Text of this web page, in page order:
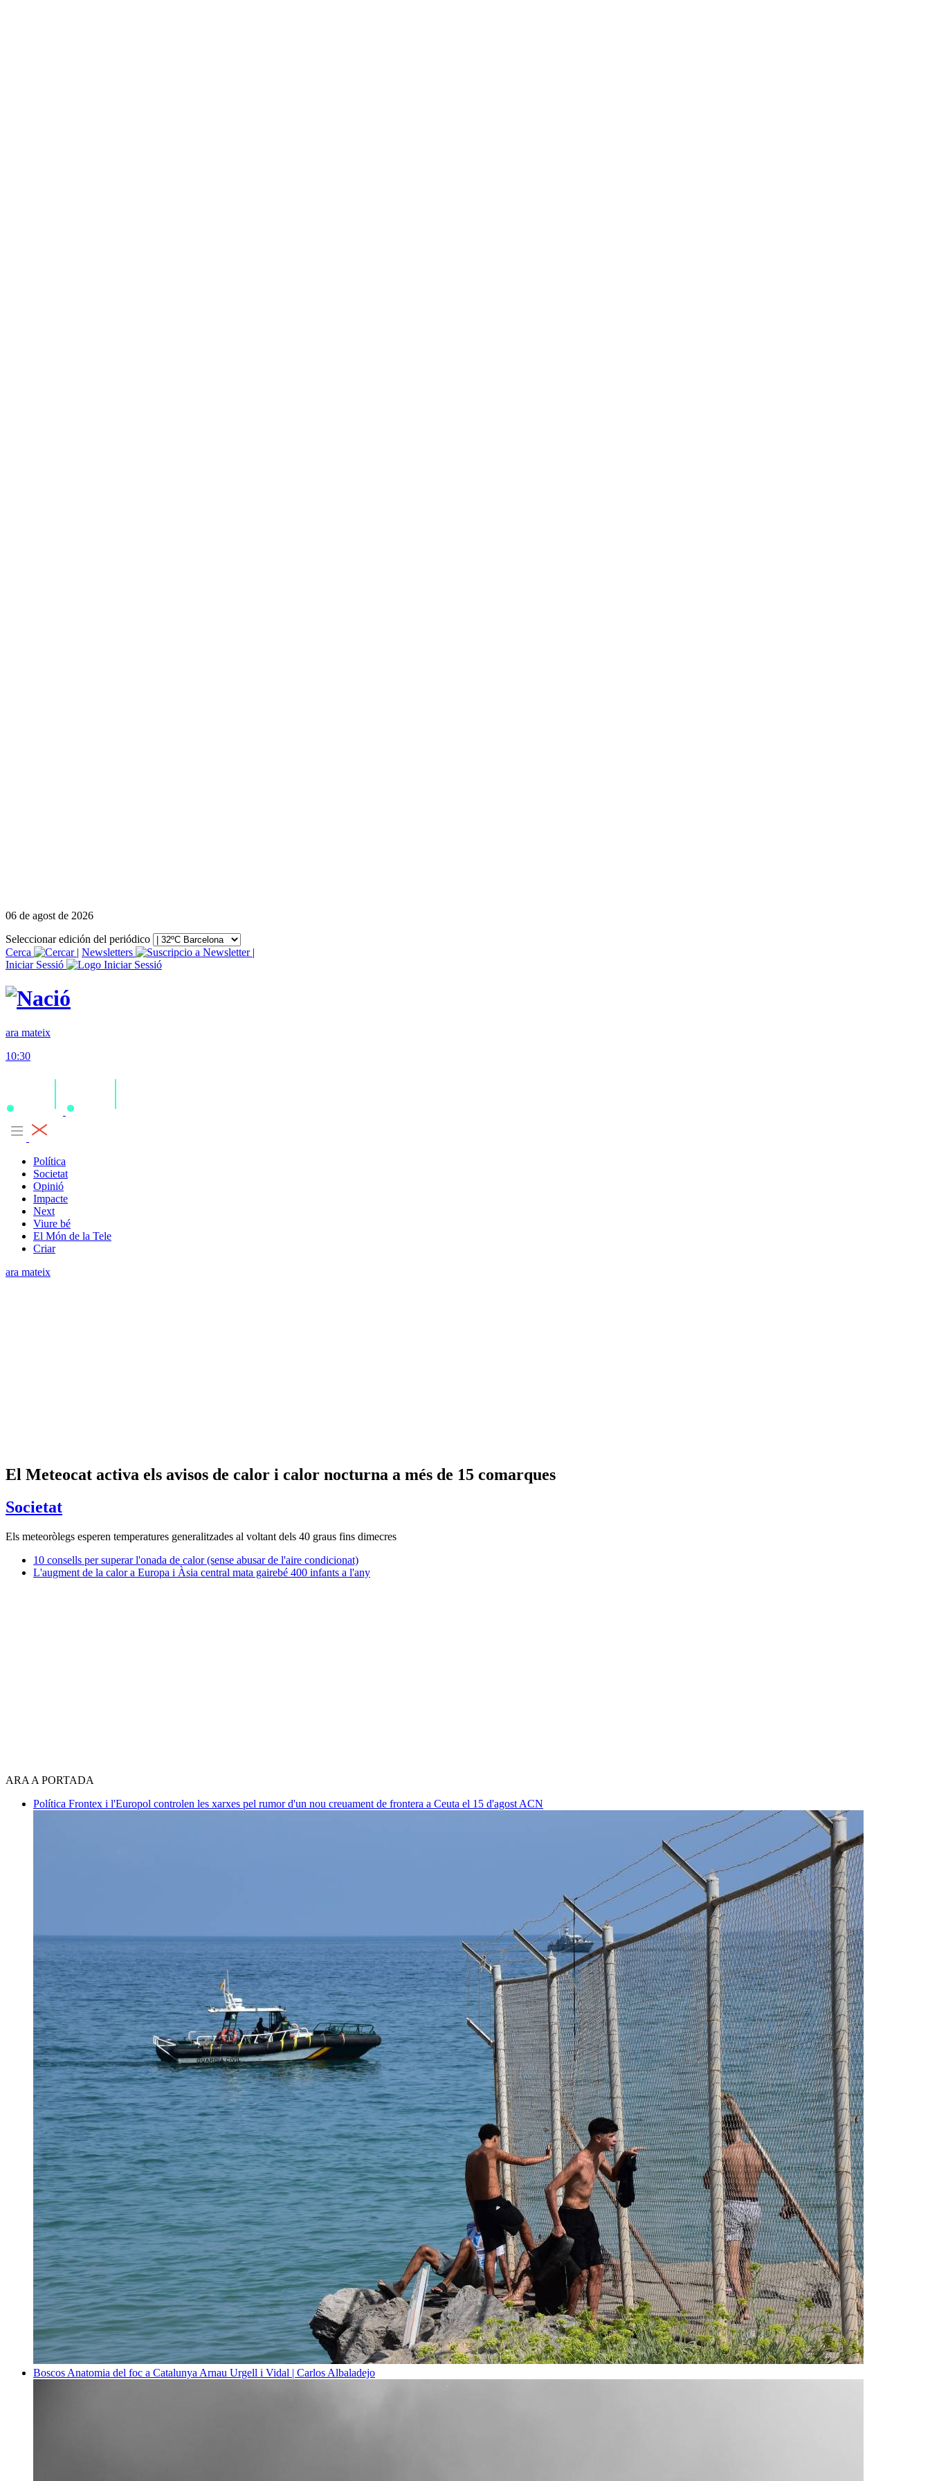
06 de agost de 2026
Seleccionar edición del periódico
Cerca
| Newsletters
|
Iniciar Sessió
ara mateix
10:30
Política
Societat
Opinió
Impacte
Next
Viure bé
El Món de la Tele
Criar
ara mateix
El Meteocat activa els avisos de calor i calor nocturna a més de 15 comarques
Societat
Els meteoròlegs esperen temperatures generalitzades al voltant dels 40 graus fins dimecres
10 consells per superar l'onada de calor (sense abusar de l'aire condicionat)
L'augment de la calor a Europa i Àsia central mata gairebé 400 infants a l'any
ARA A PORTADA
Política Frontex i l'Europol controlen les xarxes pel rumor d'un nou creuament de frontera a Ceuta el 15 d'agost ACN
Boscos Anatomia del foc a Catalunya Arnau Urgell i Vidal | Carlos Albaladejo